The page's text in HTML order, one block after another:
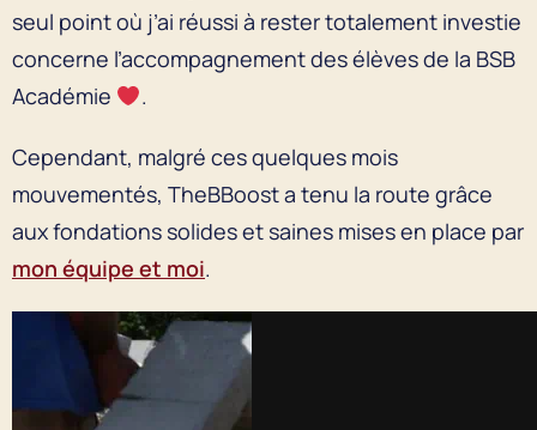
seul point où j’ai réussi à rester totalement investie
concerne l’accompagnement des élèves de la BSB
Académie
.
Cependant, malgré ces quelques mois
mouvementés, TheBBoost a tenu la route grâce
aux fondations solides et saines mises en place par
mon équipe et moi.